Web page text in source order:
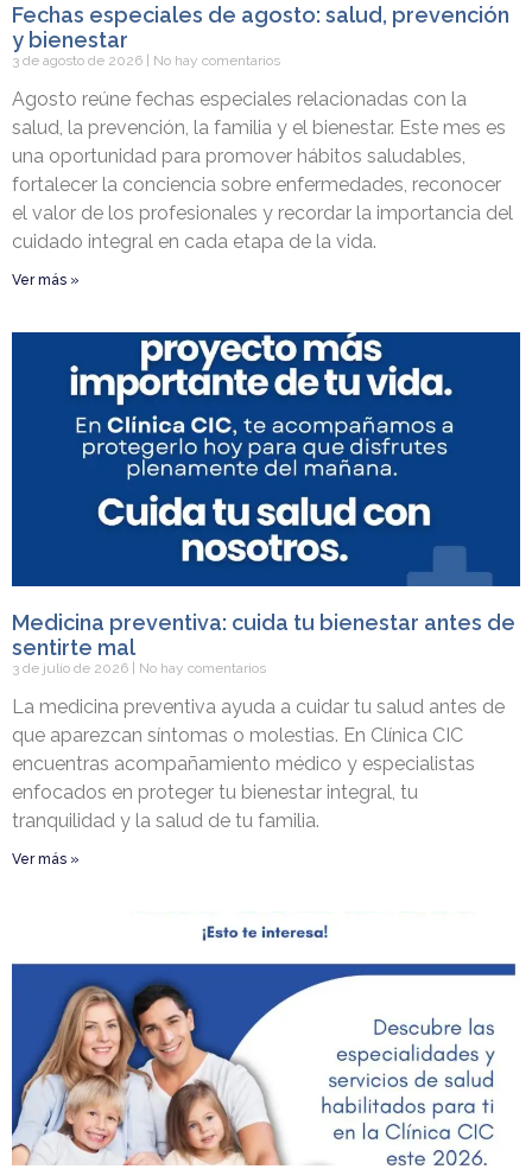
Fechas especiales de agosto: salud, prevención
y bienestar
3 de agosto de 2026 No hay comentarios
Agosto reúne fechas especiales relacionadas con la
salud, la prevención, la familia y el bienestar. Este mes es
una oportunidad para promover hábitos saludables,
fortalecer la conciencia sobre enfermedades, reconocer
el valor de los profesionales y recordar la importancia del
cuidado integral en cada etapa de la vida.
Ver más »
Medicina preventiva: cuida tu bienestar antes de
sentirte mal
3 de julio de 2026 No hay comentarios
La medicina preventiva ayuda a cuidar tu salud antes de
que aparezcan síntomas o molestias. En Clínica CIC
encuentras acompañamiento médico y especialistas
enfocados en proteger tu bienestar integral, tu
tranquilidad y la salud de tu familia.
Ver más »